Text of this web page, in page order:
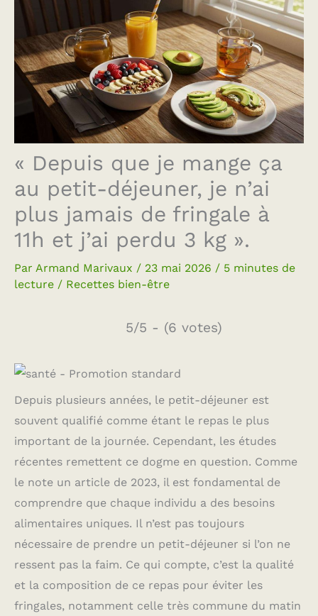
« Depuis que je mange ça
au petit-déjeuner, je n’ai
plus jamais de fringale à
11h et j’ai perdu 3 kg ».
Par Armand Marivaux / 23 mai 2026 / 5 minutes de
lecture / Recettes bien-être
5/5 - (6 votes)
Depuis plusieurs années, le petit-déjeuner est
souvent qualifié comme étant le repas le plus
important de la journée. Cependant, les études
récentes remettent ce dogme en question. Comme
le note un article de 2023, il est fondamental de
comprendre que chaque individu a des besoins
alimentaires uniques. Il n’est pas toujours
nécessaire de prendre un petit-déjeuner si l’on ne
ressent pas la faim. Ce qui compte, c’est la qualité
et la composition de ce repas pour éviter les
fringales, notamment celle très commune du matin